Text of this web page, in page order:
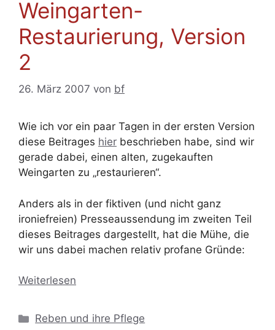
Weingarten-
Restaurierung, Version
2
26. März 2007 von bf
Wie ich vor ein paar Tagen in der ersten Version
diese Beitrages hier beschrieben habe, sind wir
gerade dabei, einen alten, zugekauften
Weingarten zu „restaurieren“.
Anders als in der fiktiven (und nicht ganz
ironiefreien) Presseaussendung im zweiten Teil
dieses Beitrages dargestellt, hat die Mühe, die
wir uns dabei machen relativ profane Gründe:
Weiterlesen
Kategorien
Reben und ihre Pflege